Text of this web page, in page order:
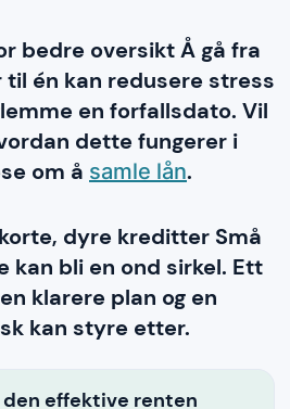
bedre oversikt Å gå fra
én kan redusere stress
en forfallsdato. Vil
dette fungerer i
om å samle lån.
dyre kreditter Små
kan bli en ond sirkel. Ett
klarere plan og en
kan styre etter.
den effektive renten